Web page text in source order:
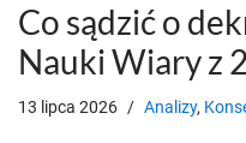
Co sądzić o
Nauki Wiary z
13 lipca 2026 Analizy,